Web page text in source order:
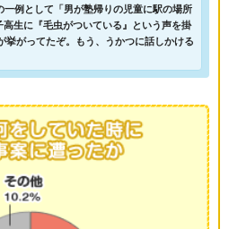
一例として「男が塾帰りの児童に駅の場所
高生に『毛虫がついている』という声を掛
挙がってたぞ。もう、うかつに話しかける